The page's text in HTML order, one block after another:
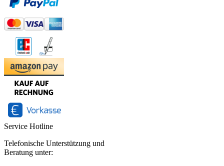
Service Hotline
Telefonische Unterstützung und
Beratung unter: